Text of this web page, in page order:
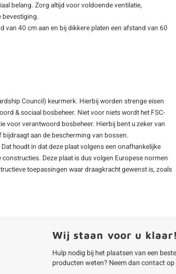
belang. Zorg altijd voor voldoende ventilatie,
bevestiging.
van 40 cm aan en bij dikkere platen een afstand van 60
Council) keurmerk. Hierbij worden strenge eisen
& sociaal bosbeheer. Niet voor niets wordt het FSC-
voor verantwoord bosbeheer. Hierbij bent u zeker van
aan de bescherming van bossen.
houdt in dat deze plaat volgens een onafhankelijke
Deze plaat is dus volgen Europese normen
toepassingen waar draagkracht gewenst is, zoals
Wij staan voor u klaar!
Hulp nodig bij het plaatsen van een
producten weten? Neem dan contact